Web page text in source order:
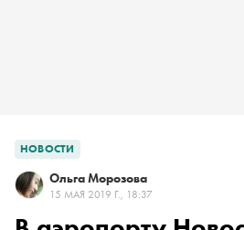
НОВОСТИ
Ольга Морозова
15 МАЯ 2019 Г., 18:37